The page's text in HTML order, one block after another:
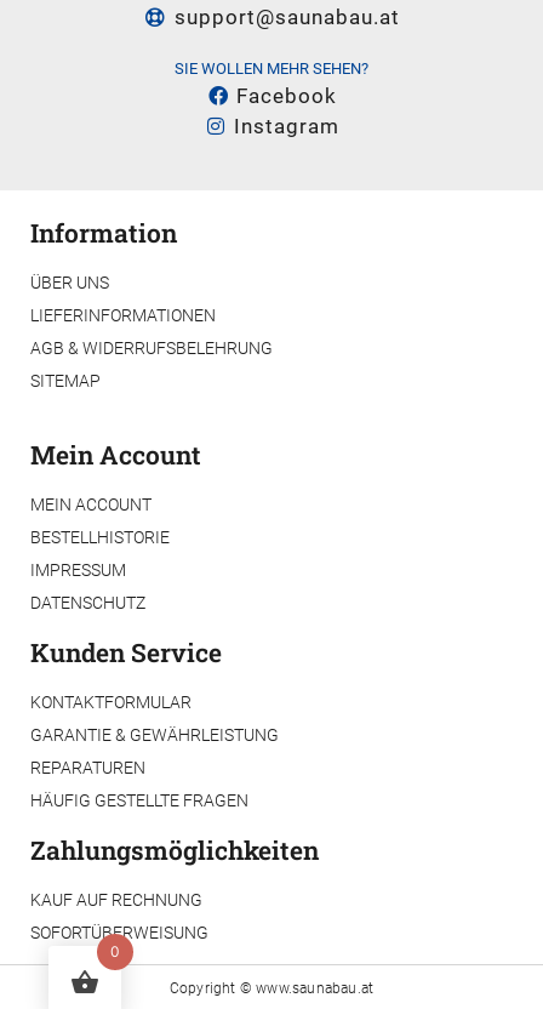
support@saunabau.at
SIE WOLLEN MEHR SEHEN?
Facebook
Instagram
Information
ÜBER UNS
LIEFERINFORMATIONEN
AGB & WIDERRUFSBELEHRUNG
SITEMAP
Mein Account
MEIN ACCOUNT
BESTELLHISTORIE
IMPRESSUM
DATENSCHUTZ
Kunden Service
KONTAKTFORMULAR
GARANTIE & GEWÄHRLEISTUNG
REPARATUREN
HÄUFIG GESTELLTE FRAGEN
Zahlungsmöglichkeiten
KAUF AUF RECHNUNG
SOFORTÜBERWEISUNG
Copyright ©www.saunabau.at
0